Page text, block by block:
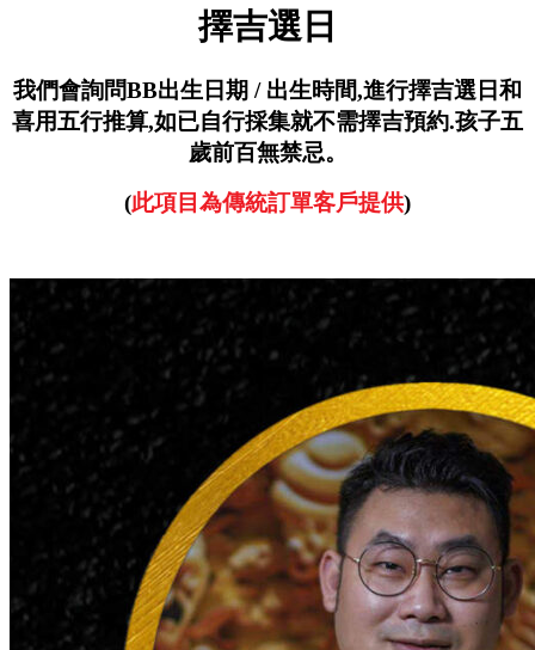
擇吉選日
我們會詢問BB出生日期 / 出生時間,進行擇吉選日和
喜用五行推算,如已自行採集就不需擇吉預約.孩子五
歲前百無禁忌。
(此項目為傳統訂單客戶提供)